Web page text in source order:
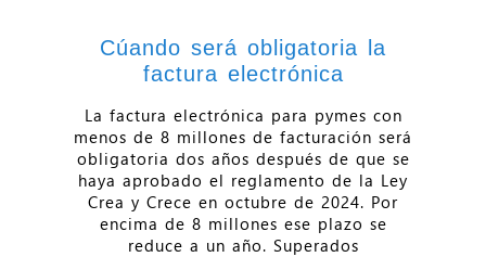
Cúando será obligatoria la
factura electrónica
La factura electrónica para pymes con
menos de 8 millones de facturación será
obligatoria dos años después de que se
haya aprobado el reglamento de la Ley
Crea y Crece en octubre de 2024. Por
encima de 8 millones ese plazo se
reduce a un año. Superados